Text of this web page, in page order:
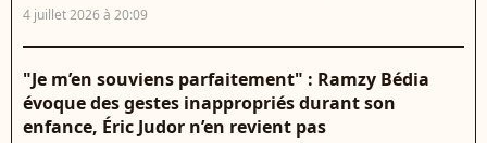
4 juillet 2026 à 20:09
"Je m’en souviens parfaitement" : Ramzy Bédia
évoque des gestes inappropriés durant son
enfance, Éric Judor n’en revient pas